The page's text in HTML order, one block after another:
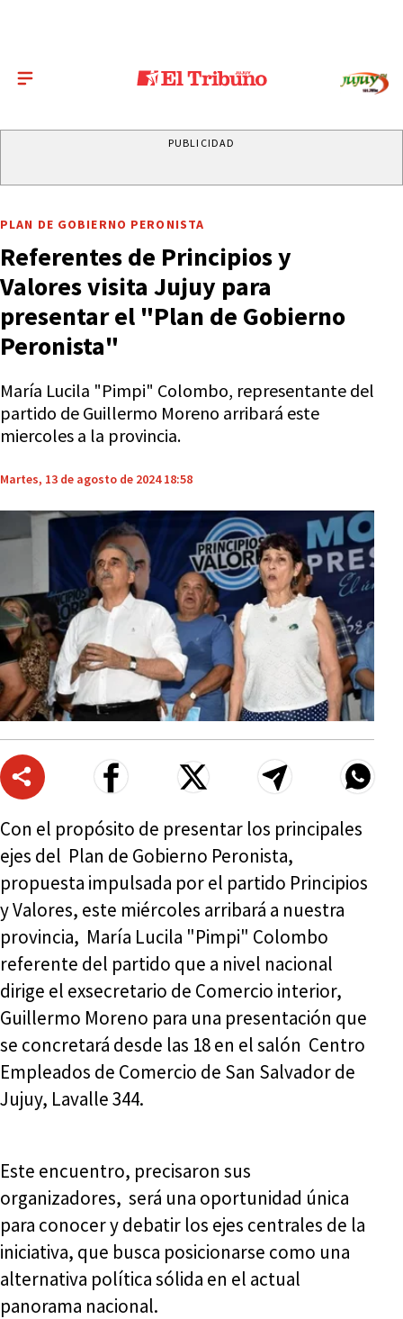
PUBLICIDAD
PLAN DE GOBIERNO PERONISTA
Referentes de Principios y
Valores visita Jujuy para
presentar el "Plan de Gobierno
Peronista"
María Lucila "Pimpi" Colombo, representante del
partido de Guillermo Moreno arribará este
miercoles a la provincia.
Martes, 13 de agosto de 2024 18:58
Con el propósito de presentar los principales
ejes del Plan de Gobierno Peronista,
propuesta impulsada por el partido Principios
y Valores, este miércoles arribará a nuestra
provincia, María Lucila "Pimpi" Colombo
referente del partido que a nivel nacional
dirige el exsecretario de Comercio interior,
Guillermo Moreno para una presentación que
se concretará desde las 18 en el salón Centro
Empleados de Comercio de San Salvador de
Jujuy, Lavalle 344.
Este encuentro, precisaron sus
organizadores, será una oportunidad única
para conocer y debatir los ejes centrales de la
iniciativa, que busca posicionarse como una
alternativa política sólida en el actual
panorama nacional.